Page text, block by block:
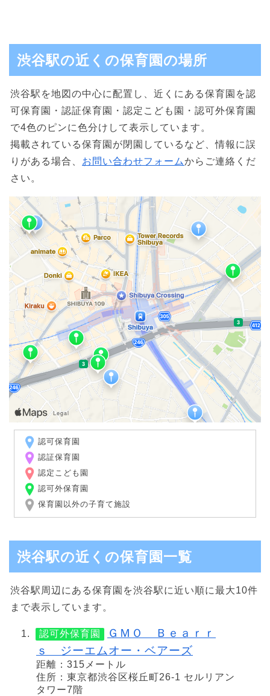
渋谷駅の近くの保育園の場所
渋谷駅を地図の中心に配置し、近くにある保育園を認
可保育園・認証保育園・認定こども園・認可外保育園
で4色のピンに色分けして表示しています。
掲載されている保育園が閉園しているなど、情報に誤
りがある場合、 お問い合わせフォームからご連絡くだ
さい。
認可保育園
認証保育園
認定こども園
認可外保育園
保育園以外の子育て施設
渋谷駅の近くの保育園一覧
渋谷駅周辺にある保育園を渋谷駅に近い順に最大10件
まで表示しています。
認可外保育園
ＧＭＯ Ｂｅａｒｒ
ｓ ジーエムオー・ベアーズ
距離：315メートル
住所：東京都渋谷区桜丘町26-1 セルリアン
タワー7階